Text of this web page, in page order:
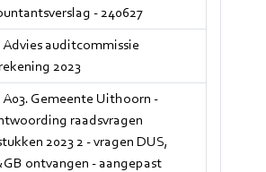
- 240627
Advies auditcommissie
2023
A03. Gemeente Uithoorn -
raadsvragen
2023 2 - vragen DUS,
ontvangen - aangepast